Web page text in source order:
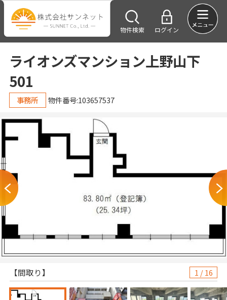
物件検索 ログイン
ライオンズマンション上野山下
501
事務所 物件番号:103657537
【間取り】 1 /16
【外観】 1 /16
1 /16
1 /16
1 /16
1 /16
1 /16
1 /16
1 /16
1 /16
1 /16
1 /16
1 /16
1 /16
1 /16
1 /16